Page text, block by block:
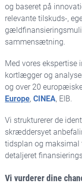
og baseret på
relevante tilskuds-,
sammensætning.
Med vores ekspertise
kortlægger og
og over 20
Europe, CINEA, EIB.
Vi strukturerer de
skræddersyet
tidsplan og
detaljeret
Vi vurderer dine